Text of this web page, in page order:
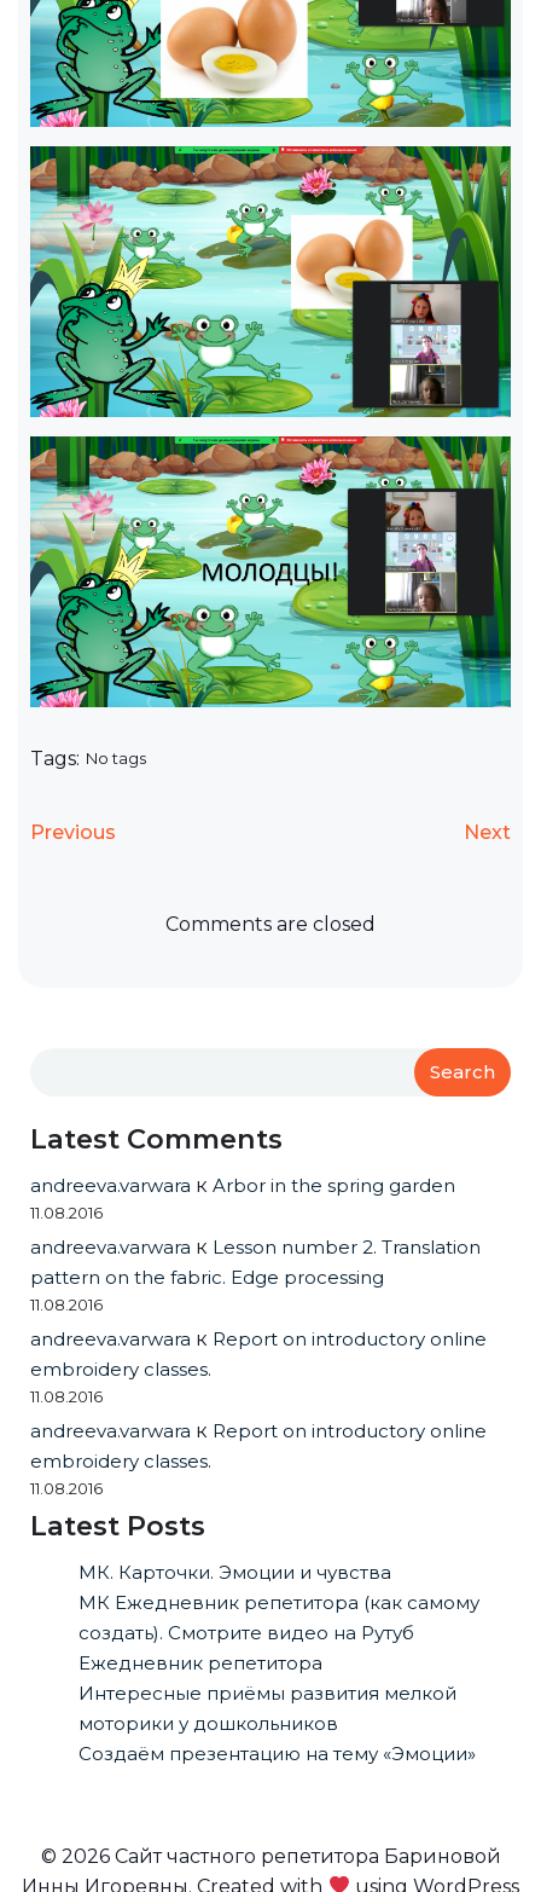
Tags: No tags
Previous Next
Comments are closed
Search
Latest Comments
andreeva.varwara к Arbor in the spring garden
11.08.2016
andreeva.varwara к Lesson number 2. Translation
pattern on the fabric. Edge processing
11.08.2016
andreeva.varwara к Report on introductory online
embroidery classes.
11.08.2016
andreeva.varwara к Report on introductory online
embroidery classes.
11.08.2016
Latest Posts
МК. Карточки. Эмоции и чувства
МК Ежедневник репетитора (как самому
создать). Смотрите видео на Рутуб
Ежедневник репетитора
Интересные приёмы развития мелкой
моторики у дошкольников
Создаём презентацию на тему «Эмоции»
© 2026 Сайт частного репетитора Бариновой
Инны Игоревны. Created with
using WordPress